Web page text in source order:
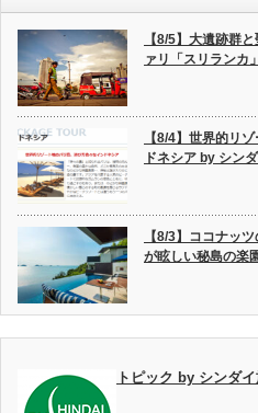
【8/5】大遺跡群
ァリ「スリランカ
【8/4】世界的リ
ドネシア by シン
【8/3】ココナッ
が眩しい秘島の楽
トピック by シンダ